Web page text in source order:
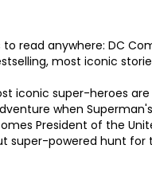
to read anywhere: DC
most iconic
iconic super-heroes
when
President of the
super-powered hunt for